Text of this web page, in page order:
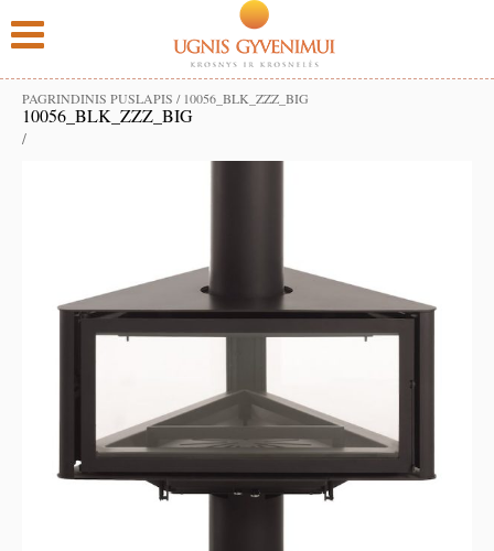
PAGRINDINIS PUSLAPIS / 10056_BLK_ZZZ_BIG
10056_BLK_ZZZ_BIG
/